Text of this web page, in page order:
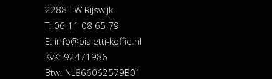
2288 EW Rijswijk
T: 06-11 08 65 79
E: info@bialetti-koffie.nl
KvK: 92471986
Btw: NL866062579B01